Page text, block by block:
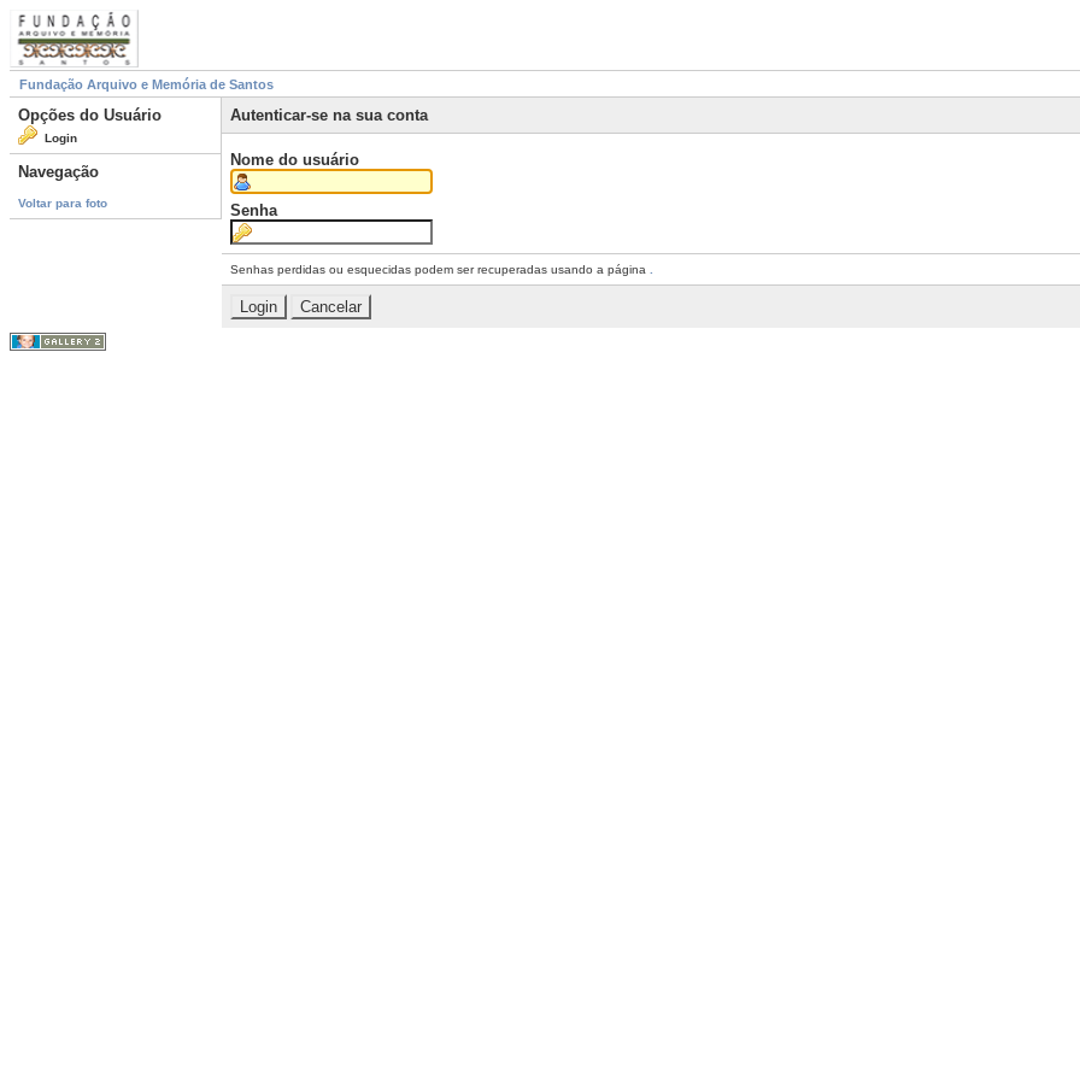
Fundação Arquivo e Memória de Santos
Opções do Usuário
Login
Navegação
Voltar para foto
Autenticar-se na sua conta
Nome do usuário
Senha
Senhas perdidas ou esquecidas podem ser recuperadas usando a página